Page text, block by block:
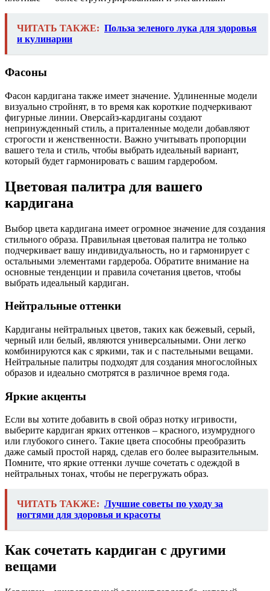
ЧИТАТЬ ТАКЖЕ: Польза зеленого лука для здоровья
и кулинарии
Фасоны
Фасон кардигана также имеет значение. Удлиненные модели
визуально стройнят, в то время как короткие подчеркивают
фигурные линии. Оверсайз-кардиганы создают
непринужденный стиль, а приталенные модели добавляют
строгости и женственности. Важно учитывать пропорции
вашего тела и стиль, чтобы выбрать идеальный вариант,
который будет гармонировать с вашим гардеробом.
Цветовая палитра для вашего
кардигана
Выбор цвета кардигана имеет огромное значение для создания
стильного образа. Правильная цветовая палитра не только
подчеркивает вашу индивидуальность, но и гармонирует с
остальными элементами гардероба. Обратите внимание на
основные тенденции и правила сочетания цветов, чтобы
выбрать идеальный кардиган.
Нейтральные оттенки
Кардиганы нейтральных цветов, таких как бежевый, серый,
черный или белый, являются универсальными. Они легко
комбинируются как с яркими, так и с пастельными вещами.
Нейтральные палитры подходят для создания многослойных
образов и идеально смотрятся в различное время года.
Яркие акценты
Если вы хотите добавить в свой образ нотку игривости,
выберите кардиган ярких оттенков – красного, изумрудного
или глубокого синего. Такие цвета способны преобразить
даже самый простой наряд, сделав его более выразительным.
Помните, что яркие оттенки лучше сочетать с одеждой в
нейтральных тонах, чтобы не перегружать образ.
ЧИТАТЬ ТАКЖЕ: Лучшие советы по уходу за
ногтями для здоровья и красоты
Как сочетать кардиган с другими
вещами